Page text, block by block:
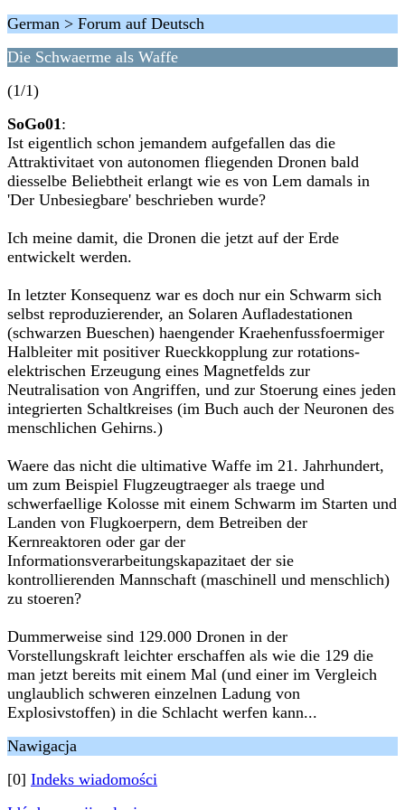
German > Forum auf Deutsch
Die Schwaerme als Waffe
(1/1)
SoGo01:
Ist eigentlich schon jemandem aufgefallen das die
Attraktivitaet von autonomen fliegenden Dronen bald
diesselbe Beliebtheit erlangt wie es von Lem damals in
'Der Unbesiegbare' beschrieben wurde?
Ich meine damit, die Dronen die jetzt auf der Erde
entwickelt werden.
In letzter Konsequenz war es doch nur ein Schwarm sich
selbst reproduzierender, an Solaren Aufladestationen
(schwarzen Bueschen) haengender Kraehenfussfoermiger
Halbleiter mit positiver Rueckkopplung zur rotations-
elektrischen Erzeugung eines Magnetfelds zur
Neutralisation von Angriffen, und zur Stoerung eines jeden
integrierten Schaltkreises (im Buch auch der Neuronen des
menschlichen Gehirns.)
Waere das nicht die ultimative Waffe im 21. Jahrhundert,
um zum Beispiel Flugzeugtraeger als traege und
schwerfaellige Kolosse mit einem Schwarm im Starten und
Landen von Flugkoerpern, dem Betreiben der
Kernreaktoren oder gar der
Informationsverarbeitungskapazitaet der sie
kontrollierenden Mannschaft (maschinell und menschlich)
zu stoeren?
Dummerweise sind 129.000 Dronen in der
Vorstellungskraft leichter erschaffen als wie die 129 die
man jetzt bereits mit einem Mal (und einer im Vergleich
unglaublich schweren einzelnen Ladung von
Explosivstoffen) in die Schlacht werfen kann...
Nawigacja
[0] Indeks wiadomości